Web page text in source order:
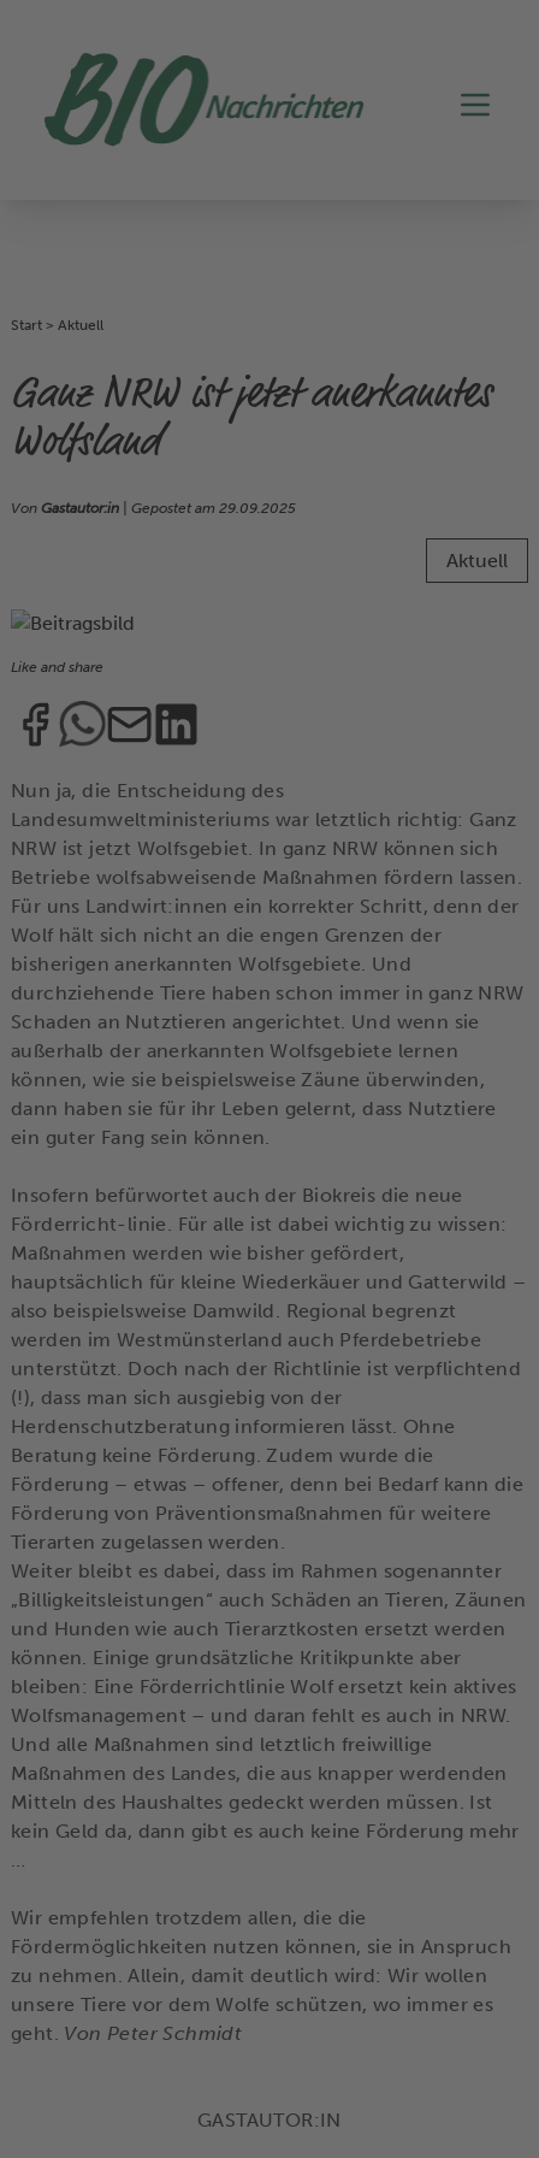
Start > Aktuell
Ganz NRW ist jetzt anerkanntes
Wolfsland
Von Gastautor:in| Gepostet am 29.09.2025
Aktuell
Like and share
Nun ja, die Entscheidung des
Landesumweltministeriums war letztlich richtig: Ganz
NRW ist jetzt Wolfsgebiet. In ganz NRW können sich
Betriebe wolfsabweisende Maßnahmen fördern lassen.
Für uns Landwirt:innen ein korrekter Schritt, denn der
Wolf hält sich nicht an die engen Grenzen der
bisherigen anerkannten Wolfsgebiete. Und
durchziehende Tiere haben schon immer in ganz NRW
Schaden an Nutztieren angerichtet. Und wenn sie
außerhalb der anerkannten Wolfsgebiete lernen
können, wie sie beispielsweise Zäune überwinden,
dann haben sie für ihr Leben gelernt, dass Nutztiere
ein guter Fang sein können.
Insofern befürwortet auch der Biokreis die neue
Förderricht-linie. Für alle ist dabei wichtig zu wissen:
Maßnahmen werden wie bisher gefördert,
hauptsächlich für kleine Wiederkäuer und Gatterwild –
also beispielsweise Damwild. Regional begrenzt
werden im Westmünsterland auch Pferdebetriebe
unterstützt. Doch nach der Richtlinie ist verpflichtend
(!), dass man sich ausgiebig von der
Herdenschutzberatung informieren lässt. Ohne
Beratung keine Förderung. Zudem wurde die
Förderung – etwas – offener, denn bei Bedarf kann die
Förderung von Präventionsmaßnahmen für weitere
Tierarten zugelassen werden.
Weiter bleibt es dabei, dass im Rahmen sogenannter
„Billigkeitsleistungen“ auch Schäden an Tieren, Zäunen
und Hunden wie auch Tierarztkosten ersetzt werden
können. Einige grundsätzliche Kritikpunkte aber
bleiben: Eine Förderrichtlinie Wolf ersetzt kein aktives
Wolfsmanagement – und daran fehlt es auch in NRW.
Und alle Maßnahmen sind letztlich freiwillige
Maßnahmen des Landes, die aus knapper werdenden
Mitteln des Haushaltes gedeckt werden müssen. Ist
kein Geld da, dann gibt es auch keine Förderung mehr
…
Wir empfehlen trotzdem allen, die die
Fördermöglichkeiten nutzen können, sie in Anspruch
zu nehmen. Allein, damit deutlich wird: Wir wollen
unsere Tiere vor dem Wolfe schützen, wo immer es
geht. Von Peter Schmidt
GASTAUTOR:IN